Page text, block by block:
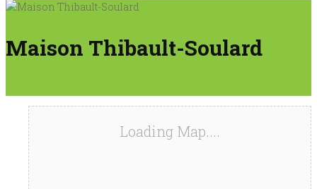
Maison Thibault-Soulard
Loading Map....